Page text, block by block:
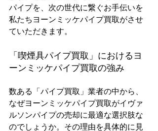
パイプを、次の世代に繋ぐお手伝いを
私たちヨーンミッケパイプ買取がさせ
ていただきます。
「喫煙具パイプ買取」におけるヨ
ーンミッケパイプ買取の強み
数ある「パイプ買取」業者の中から、
なぜヨーンミッケパイプ買取がイヴァ
ルソンパイプの売却に最適な選択肢な
のでしょうか。その理由を具体的に見